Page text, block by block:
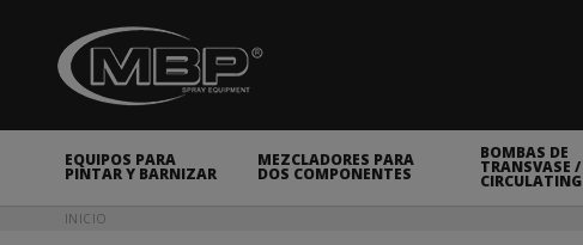
EQUIPOS PARA
PINTAR Y BARNIZAR
MEZCLADORES PARA
DOS COMPONENTES
BOMBAS DE
TRANSVASE /
CIRCULATING
Usted está aquí
INICIO